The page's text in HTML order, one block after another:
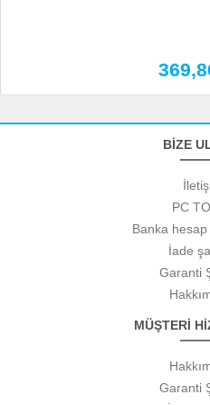
BİZE
PC
Banka hesap
İade
Garanti
MÜŞTERİ
Garanti